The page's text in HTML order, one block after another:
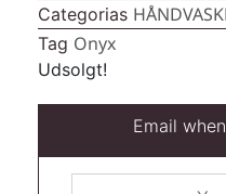
Categorias
Tag Onyx
Udsolgt!
Email